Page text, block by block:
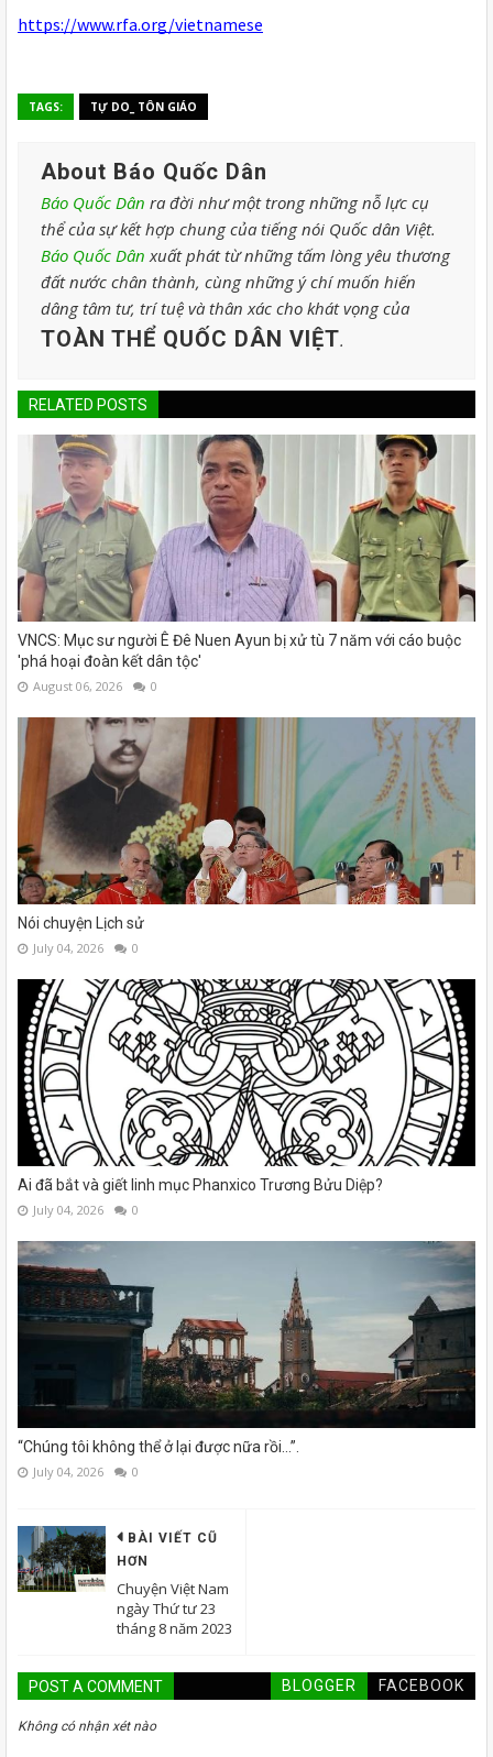
https://www.rfa.org/vietnamese
TAGS: TỰ DO_ TÔN GIÁO
About Báo Quốc Dân
Báo Quốc Dân ra đời như một trong những nỗ lực cụ
thể của sự kết hợp chung của tiếng nói Quốc dân Việt.
Báo Quốc Dân xuất phát từ những tấm lòng yêu thương
đất nước chân thành, cùng những ý chí muốn hiến
dâng tâm tư, trí tuệ và thân xác cho khát vọng của
TOÀN THỂ QUỐC DÂN VIỆT.
RELATED POSTS
VNCS: Mục sư người Ê Đê Nuen Ayun bị xử tù 7 năm với cáo buộc
'phá hoại đoàn kết dân tộc'
August 06, 2026 0
Nói chuyện Lịch sử
July 04, 2026 0
Ai đã bắt và giết linh mục Phanxico Trương Bửu Diệp?
July 04, 2026 0
“Chúng tôi không thể ở lại được nữa rồi...”.
July 04, 2026 0
BÀI VIẾT CŨ
HƠN
Chuyện Việt Nam
ngày Thứ tư 23
tháng 8 năm 2023
POST A COMMENT BLOGGER FACEBOOK
Không có nhận xét nào